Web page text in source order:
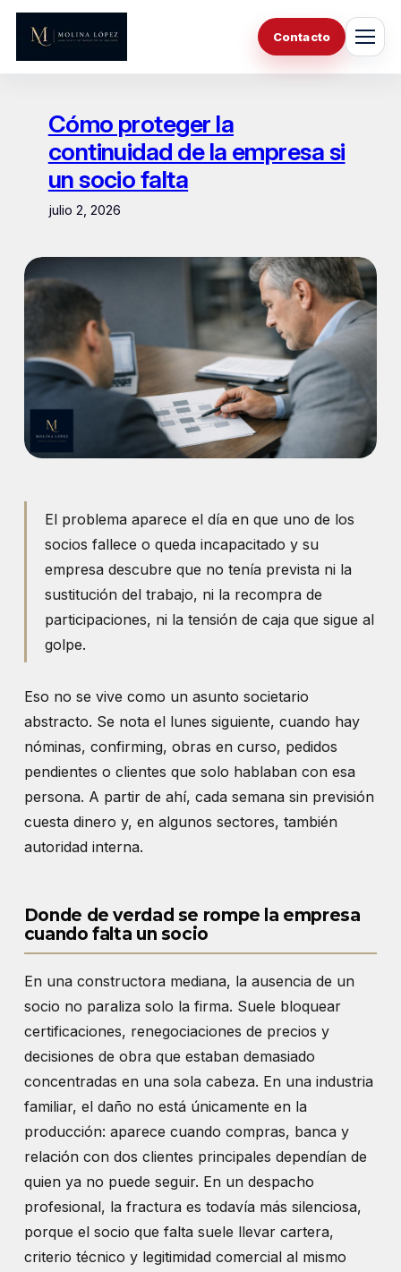
Saltar
contenido
Contacto
Cómo proteger la
continuidad de la empresa si
un socio falta
julio 2, 2026
El problema aparece el día en que uno de los
socios fallece o queda incapacitado y su
empresa descubre que no tenía prevista ni la
sustitución del trabajo, ni la recompra de
participaciones, ni la tensión de caja que sigue al
golpe.
Eso no se vive como un asunto societario
abstracto. Se nota el lunes siguiente, cuando hay
nóminas, confirming, obras en curso, pedidos
pendientes o clientes que solo hablaban con esa
persona. A partir de ahí, cada semana sin previsión
cuesta dinero y, en algunos sectores, también
autoridad interna.
Donde de verdad se rompe la empresa
cuando falta un socio
En una constructora mediana, la ausencia de un
socio no paraliza solo la firma. Suele bloquear
certificaciones, renegociaciones de precios y
decisiones de obra que estaban demasiado
concentradas en una sola cabeza. En una industria
familiar, el daño no está únicamente en la
producción: aparece cuando compras, banca y
relación con dos clientes principales dependían de
quien ya no puede seguir. En un despacho
profesional, la fractura es todavía más silenciosa,
porque el socio que falta suele llevar cartera,
criterio técnico y legitimidad comercial al mismo